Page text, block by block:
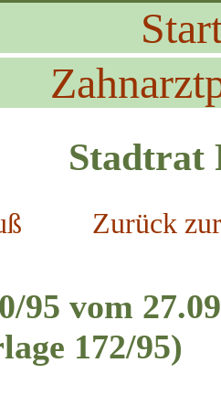
Stadtrat
Zurück
95 vom
172/95)